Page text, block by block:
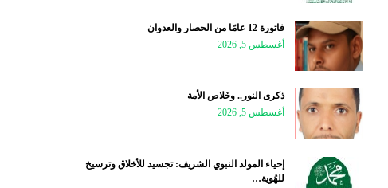
فاتورة 12 عامًا من الحصار والعدوان
أغسطس 5, 2026
ذكرى النور.. وخَلاص الأمة
أغسطس 5, 2026
إحياء المولد النبوي الشريف: تجسيد للأخلاق وترسيخ
للهُوية…